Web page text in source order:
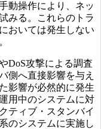
動操作により、ネッ
みる。これらのトラ
おいては発生しない
DoS攻撃による調査
側へ直接影響を与え
影響が必然的に発生
用中のシステムに対
ティブ・スタンバイ
のシステムに実施し